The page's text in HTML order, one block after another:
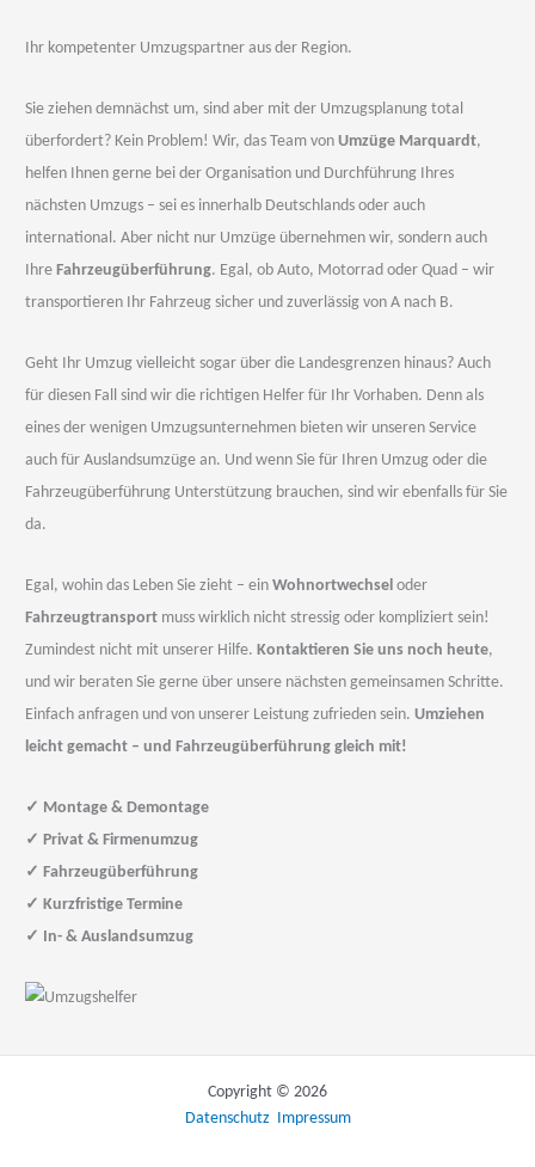
Ihr kompetenter Umzugspartner aus der Region.
Sie ziehen demnächst um, sind aber mit der Umzugsplanung total
überfordert? Kein Problem! Wir, das Team vonUmzüge Marquardt,
helfen Ihnen gerne bei der Organisation und Durchführung Ihres
nächsten Umzugs – sei es innerhalb Deutschlands oder auch
international. Aber nicht nur Umzüge übernehmen wir, sondern auch
Ihre Fahrzeugüberführung. Egal, ob Auto, Motorrad oder Quad – wir
transportieren Ihr Fahrzeug sicher und zuverlässig von A nach B.
Geht Ihr Umzug vielleicht sogar über die Landesgrenzen hinaus? Auch
für diesen Fall sind wir die richtigen Helfer für Ihr Vorhaben. Denn als
eines der wenigen Umzugsunternehmen bieten wir unseren Service
auch für Auslandsumzüge an. Und wenn Sie für Ihren Umzug oder die
Fahrzeugüberführung Unterstützung brauchen, sind wir ebenfalls für Sie
da.
Egal, wohin das Leben Sie zieht – einWohnortwechsel oder
Fahrzeugtransport muss wirklich nicht stressig oder kompliziert sein!
Zumindest nicht mit unserer Hilfe. Kontaktieren Sie uns noch heute,
und wir beraten Sie gerne über unsere nächsten gemeinsamen Schritte.
Einfach anfragen und von unserer Leistung zufrieden sein.Umziehen
leicht gemacht – und Fahrzeugüberführung gleich mit!
✓ Montage & Demontage
✓ Privat & Firmenumzug
✓ Fahrzeugüberführung
✓ Kurzfristige Termine
✓ In- & Auslandsumzug
Copyright © 2026
Datenschutz
Impressum